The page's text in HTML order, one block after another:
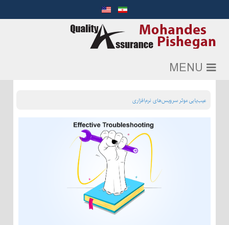
عیب‌یابی موثر سرویس‌های نرم‌افزاری